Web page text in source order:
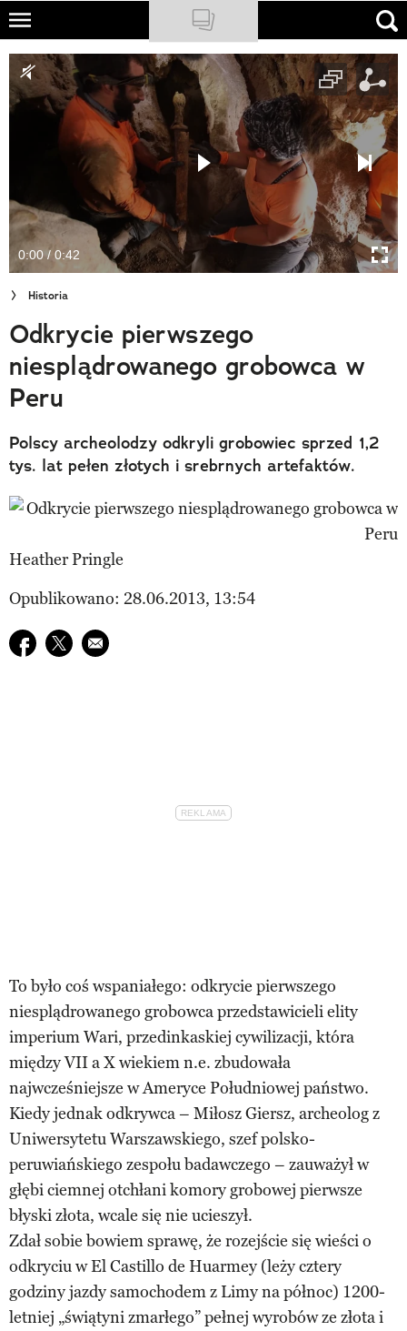
Skip
main
content
NATIONAL GEOGRAPHIC
TRAVELER
PODCASTY
Newsletter
Cuda Polski
Wielki Konkurs Fotograficzny
Trendbook Podróżniczy
Polecane
0:00 / 0:42
Historia
Odkrycie pierwszego
niesplądrowanego grobowca w
Peru
Polscy archeolodzy odkryli grobowiec sprzed 1,2
tys. lat pełen złotych i srebrnych artefaktów.
Heather Pringle
Opublikowano: 28.06.2013, 13:54
Udostępnij na facebook
Udostępnij na twitter
E-mail do przyjaciela
To było coś wspaniałego: odkrycie pierwszego
niesplądrowanego grobowca przedstawicieli elity
imperium Wari, przedinkaskiej cywilizacji, która
między VII a X wiekiem n.e. zbudowała
najwcześniejsze w Ameryce Południowej państwo.
Kiedy jednak odkrywca – Miłosz Giersz, archeolog z
Uniwersytetu Warszawskiego, szef polsko-
peruwiańskiego zespołu badawczego – zauważył w
głębi ciemnej otchłani komory grobowej pierwsze
błyski złota, wcale się nie ucieszył.
Zdał sobie bowiem sprawę, że rozejście się wieści o
odkryciu w El Castillo de Huarmey (leży cztery
godziny jazdy samochodem z Limy na północ) 1200-
letniej „świątyni zmarłego” pełnej wyrobów ze złota i